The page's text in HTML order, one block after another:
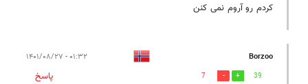
کردم رو آروم نمی کنن
Borzoo ۰۱:۳۲ - ۱۴۰۱/۰۸/۲۷
39
7
پاسخ